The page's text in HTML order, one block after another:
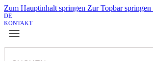
Zum Hauptinhalt springen Zur Topbar springen
DE
KONTAKT